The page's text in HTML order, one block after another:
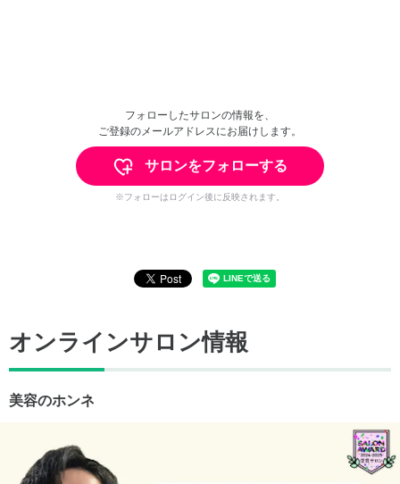
フォローしたサロンの情報を、
ご登録のメールアドレスにお届けします。
サロンをフォローする
※フォローはログイン後に反映されます。
オンラインサロン情報
美容のホンネ